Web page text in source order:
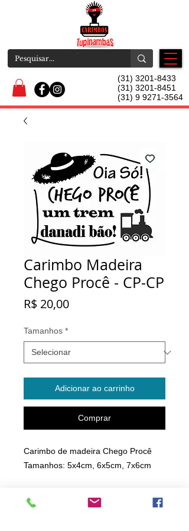
(31) 3201-8433
(31) 3201-8451
(31) 9 9271-3564
Carimbo Madeira
Chego Procê - CP-CP
R$ 20,00Preço
Tamanhos *
Adicionar ao carrinho
Comprar
Carimbo de madeira Chego Procê
Tamanhos: 5x4cm, 6x5cm, 7x6cm